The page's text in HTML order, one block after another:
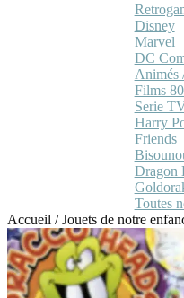
Disney
Marvel
DC
Animés
Films
Serie
Harry
Friends
Dragon
Toutes
Accueil /Jouets de notre